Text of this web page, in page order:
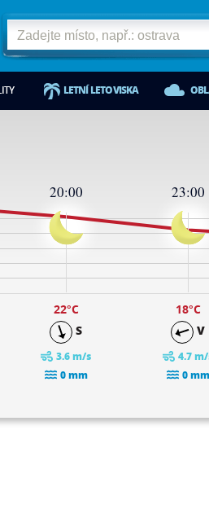
LETNÍ LETOVISKA
20:00
22°C
S
3.6 m/s
0 mm
23:00
18°C
V
4.7
0 mm